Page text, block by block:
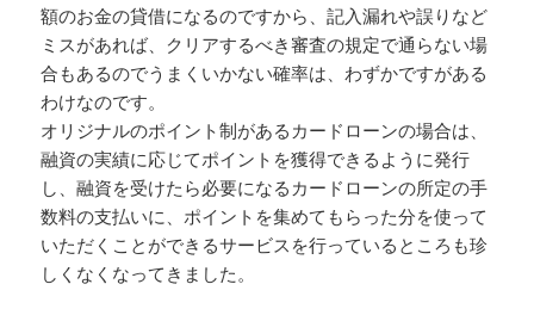
額のお金の貸借になるのですから、記入漏れや誤りなど
ミスがあれば、クリアするべき審査の規定で通らない場
合もあるのでうまくいかない確率は、わずかですがある
わけなのです。
オリジナルのポイント制があるカードローンの場合は、
融資の実績に応じてポイントを獲得できるように発行
し、融資を受けたら必要になるカードローンの所定の手
数料の支払いに、ポイントを集めてもらった分を使って
いただくことができるサービスを行っているところも珍
しくなくなってきました。